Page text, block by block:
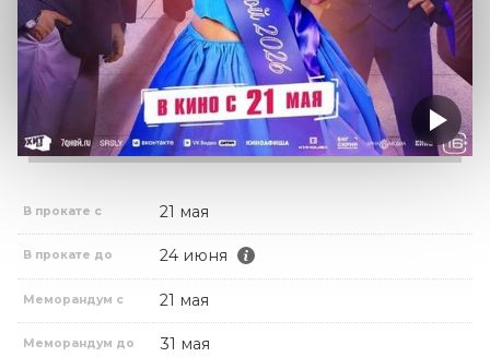
В прокате с 21 мая
В прокате до 24 июня
Меморандум с 21 мая
Меморандум до 31 мая